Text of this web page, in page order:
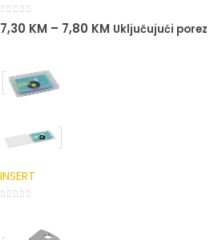
0out of 5
7,30 KM – 7,80 KM Uključujući porez
INSERT